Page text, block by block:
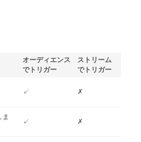
オーディエンス
でトリガー
ストリーム
でトリガー
✓ ✗
✓ ✗